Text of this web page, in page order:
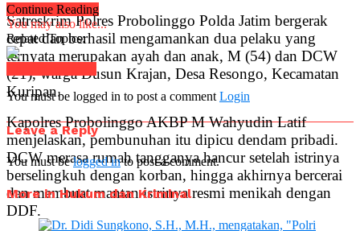
Satreskrim Polres Probolinggo Polda Jatim bergerak
cepat dan berhasil mengamankan dua pelaku yang
ternyata merupakan ayah dan anak, M (54) dan DCW
(21), warga Dusun Krajan, Desa Resongo, Kecamatan
Kuripan.
Kapolres Probolinggo AKBP M Wahyudin Latif
menjelaskan, pembunuhan itu dipicu dendam pribadi.
DCW merasa rumah tangganya hancur setelah istrinya
berselingkuh dengan korban, hingga akhirnya bercerai
dan membuat mantan istrinya resmi menikah dengan
DDF.
Continue Reading
You may also like...
Related Topics:
You must be logged in to post a comment Login
Leave a Reply
You must belogged into post a comment.
More in Hukum dan Kriminal